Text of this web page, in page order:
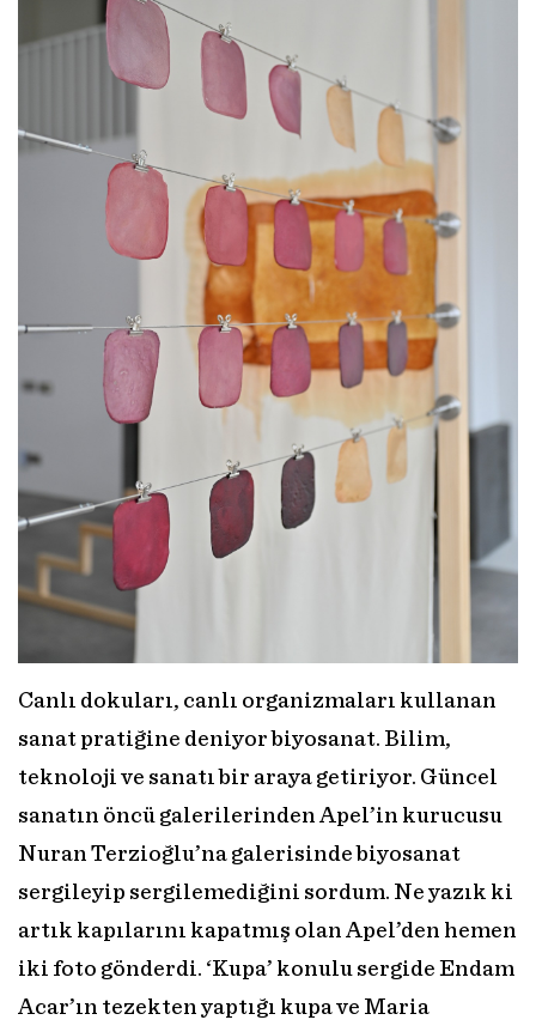
Canlı dokuları, canlı organizmaları kullanan
sanat pratiğine deniyor biyosanat. Bilim,
teknoloji ve sanatı bir araya getiriyor. Güncel
sanatın öncü galerilerinden Apel’in kurucusu
Nuran Terzioğlu’na galerisinde biyosanat
sergileyip sergilemediğini sordum. Ne yazık ki
artık kapılarını kapatmış olan Apel’den hemen
iki foto gönderdi. ‘Kupa’ konulu sergide Endam
Acar’ın tezekten yaptığı kupa ve Maria